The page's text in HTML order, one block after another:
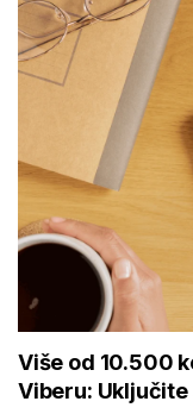
Više od 10.500
Viberu: